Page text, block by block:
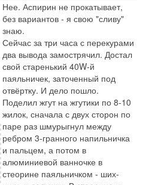
Нее. Аспирин не прокатывает,
без вариантов - я свою "сливу"
знаю.
Сейчас за три часа с перекурами
два вывода замострячил. Достал
свой старенький 40W-й
паяльничек, заточенный под
отвёртку. И дело пошло.
Поделил жгут на жгутики по 8-10
жилок, сначала с двух сторон по
паре раз шмурыгнул между
ребром 3-гранного напильничка
и пальцем, а потом в
алюминиевой ванночке в
стеорине паяльничком - ших-